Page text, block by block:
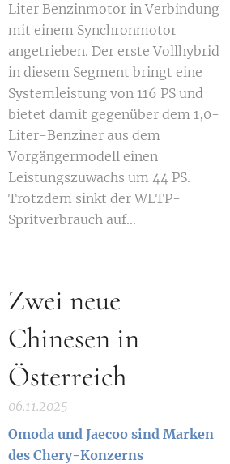
Liter Benzinmotor in Verbindung
mit einem Synchronmotor
angetrieben. Der erste Vollhybrid
in diesem Segment bringt eine
Systemleistung von 116 PS und
bietet damit gegenüber dem 1,0-
Liter-Benziner aus dem
Vorgängermodell einen
Leistungszuwachs um 44 PS.
Trotzdem sinkt der WLTP-
Spritverbrauch auf...
Zwei neue
Chinesen in
Österreich
06.11.2025
Omoda und Jaecoo sind Marken
des Chery-Konzerns